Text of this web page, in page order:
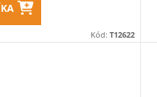
Kód: T12622